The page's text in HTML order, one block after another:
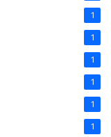
1
1
1
1
1
1